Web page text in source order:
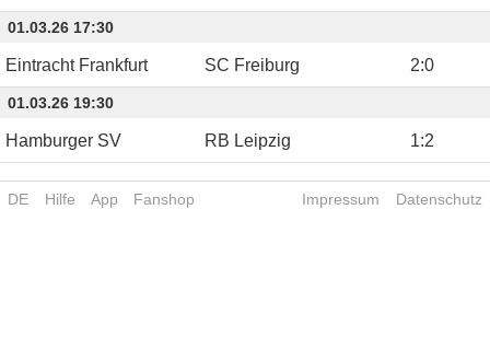
01.03.26 17:30
Eintracht Frankfurt SC Freiburg 2:0
01.03.26 19:30
Hamburger SV RB Leipzig 1:2
DE Hilfe App Fanshop Impressum Datenschutz